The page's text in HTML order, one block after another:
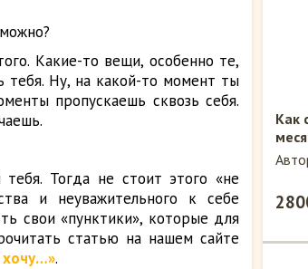
Какие-то вещи, особенно те,
тебя. Ну, на какой-то момент ты
пропускаешь сквозь себя.
Тогда не стоит этого «не
и неуважительного к себе
свои «пунктики», которые для
статью на нашем сайте
хочу…».
Как